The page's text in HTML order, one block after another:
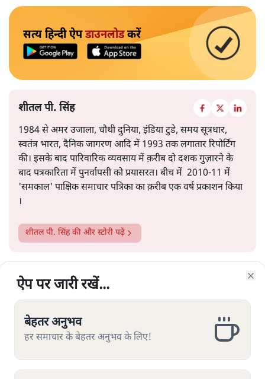
सत्य हिन्दी ऐपडाउनलोडकरें
शीतल पी. सिंह
1984 से अमर उजाला, चौथी दुनिया, इंडिया टुडे, समय सूत्रधार,
स्वतंत्र भारत, दैनिक जागरण आदि में 1993 तक लगातार रिपोर्टिंग
की। इसके बाद पारिवारिक व्यवसाय में क़रीब दो दशक गुज़ारने के
बाद पत्रकारिता में पुनर्वापसी को प्रयासरत। बीच में 2010-11 में
'समकाल' पाक्षिक समाचार पत्रिका का क़रीब एक वर्ष प्रकाशन किया
।
शीतल पी. सिंहकी और स्टोरी पढ़ें
यूजीसी के नये नियम पर विवाद क्यों?
कुछ ज़रूरी सवाल
ऐप पर जारी रखें...
बेहतर अनुभव
हर समाचार के बेहतर अनुभव के लिए!
ऐप पर जारी रखें...
बेहतर अनुभव
हर समाचार के बेहतर अनुभव के लिए!
ऐप पर जारी रखें...
बेहतर अनुभव
हर समाचार के बेहतर अनुभव के लिए!
ऐप पर जारी रखें...
बेहतर अनुभव
हर समाचार के बेहतर अनुभव के लिए!
ऐप पर जारी रखें...
बेहतर अनुभव
हर समाचार के बेहतर अनुभव के लिए!
ऐप पर जारी रखें...
बेहतर अनुभव
हर समाचार के बेहतर अनुभव के लिए!
ऐप पर जारी रखें...
बेहतर अनुभव
हर समाचार के बेहतर अनुभव के लिए!